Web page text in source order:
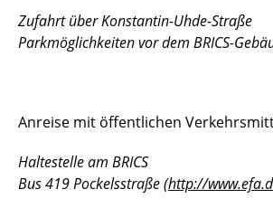
Zufahrt über Konstantin-Uhde-Straße
Parkmöglichkeiten vor dem BRICS-
Anreise mit öffentlichen
Haltestelle am BRICS
Bus 419 Pockelsstraße (http://